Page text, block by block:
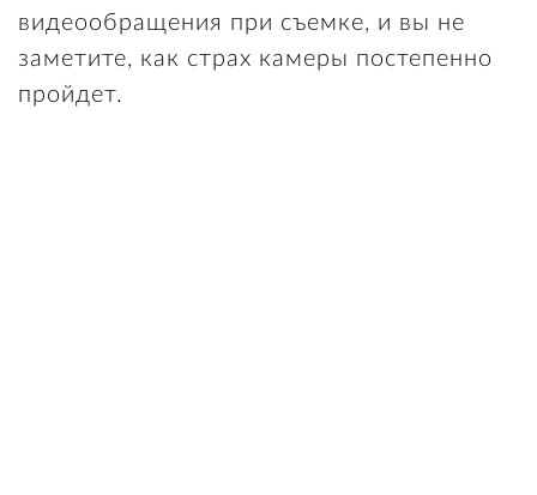
видеообращения при съемке, и вы не
заметите, как страх камеры постепенно
пройдет.